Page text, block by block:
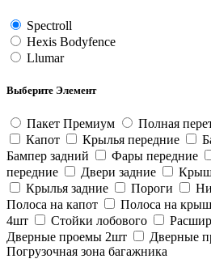
Spectroll
Hexis Bodyfence
Llumar
Выберите Элемент
Пакет Премиум
Полная
Капот
Крылья передние
Бампер задний
Фары передние
передние
Двери задние
Крылья задние
Пороги
Полоса на капот
Полоса на
4шт
Стойки лобового
Дверные проемы 2шт
Дверные
Погрузочная зона багажника